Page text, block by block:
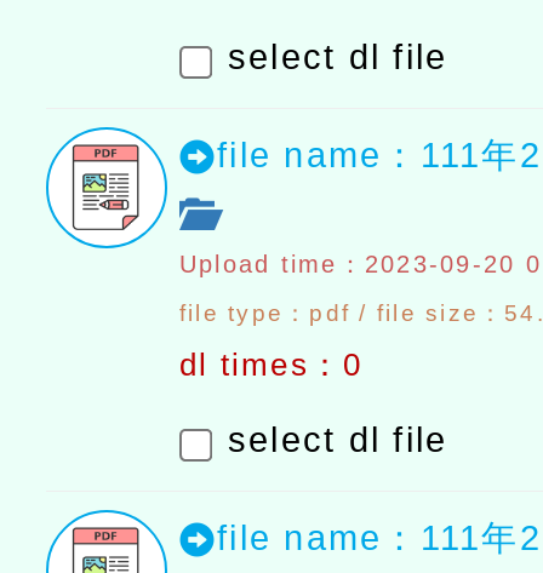
select dl file
file name：111年
Upload time：2023-09-20
file type：pdf / file size：
dl times：0
select dl file
file name：111年